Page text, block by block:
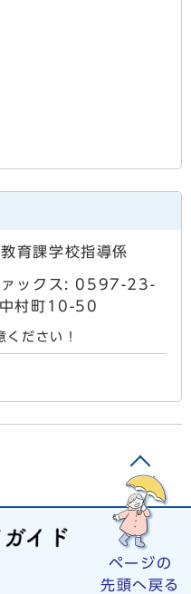
育課学校指導係
ァックス: 0597-23-
町10-50
ださい！
ページの
先頭へ戻る